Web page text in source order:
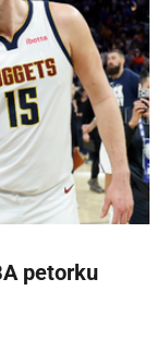
petorku